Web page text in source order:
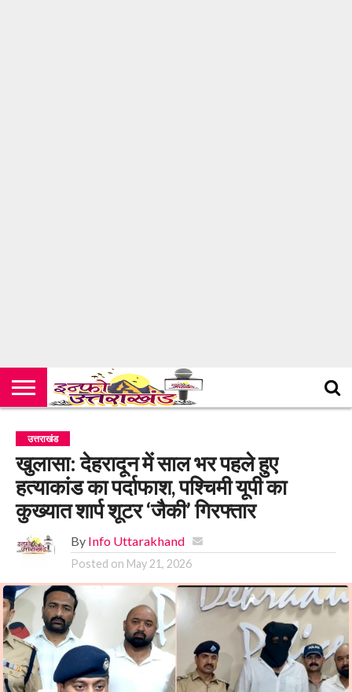
उत्तराखंड
खुलासा: देहरादून में साल भर पहले हुए
हत्याकांड का पर्दाफाश, पश्चिमी यूपी का
कुख्यात शार्प शूटर ‘जैकी’ गिरफ्तार
By Info Uttarakhand
Posted on May 21, 2026